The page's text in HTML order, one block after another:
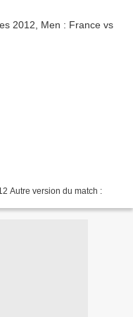
Autre version du match :